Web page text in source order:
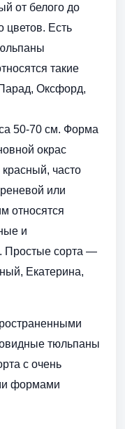
от белого до
цветов. Есть
такие
Оксфорд,
50-70 см. Форма
окрас
часто
или
относятся
и
Простые сорта —
Екатерина,
тюльпаны
с очень
формами